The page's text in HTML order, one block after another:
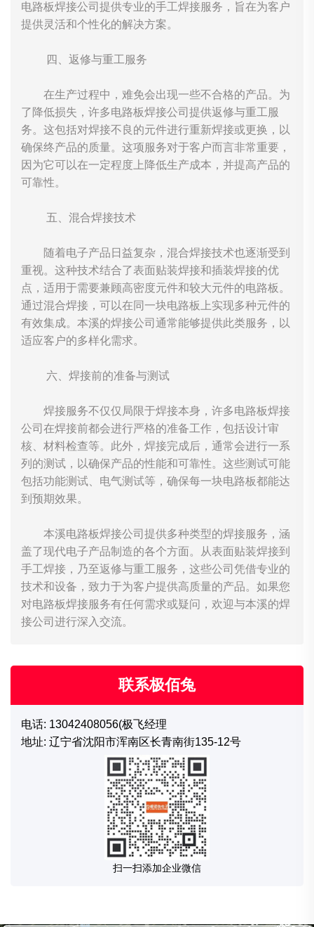
电路板焊接公司提供专业的手工焊接服务，旨在为客户
提供灵活和个性化的解决方案。
四、返修与重工服务
在生产过程中，难免会出现一些不合格的产品。为
了降低损失，许多电路板焊接公司提供返修与重工服
务。这包括对焊接不良的元件进行重新焊接或更换，以
确保终产品的质量。这项服务对于客户而言非常重要，
因为它可以在一定程度上降低生产成本，并提高产品的
可靠性。
五、混合焊接技术
随着电子产品日益复杂，混合焊接技术也逐渐受到
重视。这种技术结合了表面贴装焊接和插装焊接的优
点，适用于需要兼顾高密度元件和较大元件的电路板。
通过混合焊接，可以在同一块电路板上实现多种元件的
有效集成。本溪的焊接公司通常能够提供此类服务，以
适应客户的多样化需求。
六、焊接前的准备与测试
焊接服务不仅仅局限于焊接本身，许多电路板焊接
公司在焊接前都会进行严格的准备工作，包括设计审
核、材料检查等。此外，焊接完成后，通常会进行一系
列的测试，以确保产品的性能和可靠性。这些测试可能
包括功能测试、电气测试等，确保每一块电路板都能达
到预期效果。
本溪电路板焊接公司提供多种类型的焊接服务，涵
盖了现代电子产品制造的各个方面。从表面贴装焊接到
手工焊接，乃至返修与重工服务，这些公司凭借专业的
技术和设备，致力于为客户提供高质量的产品。如果您
对电路板焊接服务有任何需求或疑问，欢迎与本溪的焊
接公司进行深入交流。
联系极佰兔
电话: 13042408056(极飞经理
地址: 辽宁省沈阳市浑南区长青南街135-12号
扫一扫添加企业微信